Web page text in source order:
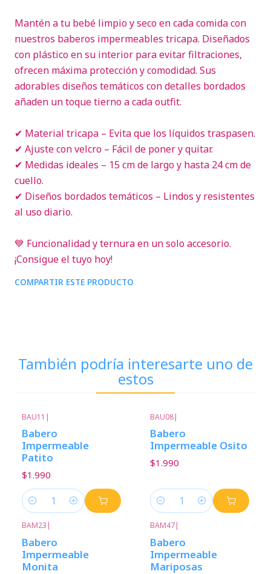
Mantén a tu bebé limpio y seco en cada comida con
nuestros baberos impermeables tricapa. Diseñados
con plástico en su interior para evitar filtraciones,
ofrecen máxima protección y comodidad. Sus
adorables diseños temáticos con detalles bordados
añaden un toque tierno a cada outfit.
✔ Material tricapa – Evita que los líquidos traspasen.
✔ Ajuste con velcro – Fácil de poner y quitar.
✔ Medidas ideales – 15 cm de largo y hasta 24 cm de
cuello.
✔ Diseños bordados temáticos – Lindos y resistentes
al uso diario.
💙 Funcionalidad y ternura en un solo accesorio.
¡Consigue el tuyo hoy!
COMPARTIR ESTE PRODUCTO
También podría interesarte uno de
estos
BAU11 |
Babero
Impermeable
Patito
$1.990
Cantidad
BAU08|
Babero
Impermeable Osito
$1.990
Cantidad
BAM23 |
Babero
Impermeable
Monita
BAM47|
Babero
Impermeable
Mariposas